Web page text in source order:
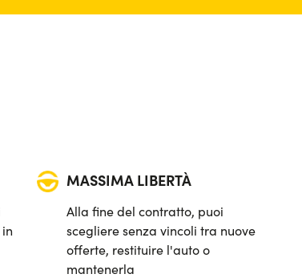
MASSIMA LIBERTÀ
Alla fine del contratto, puoi
scegliere senza vincoli tra nuove
offerte, restituire l'auto o
mantenerla